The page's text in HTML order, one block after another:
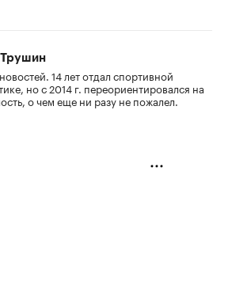
Трушин
14 лет отдал спортивной
но с 2014 г. переориентировался на
о чем еще ни разу не пожалел.